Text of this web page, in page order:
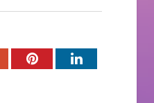
PinterestLinkedIn